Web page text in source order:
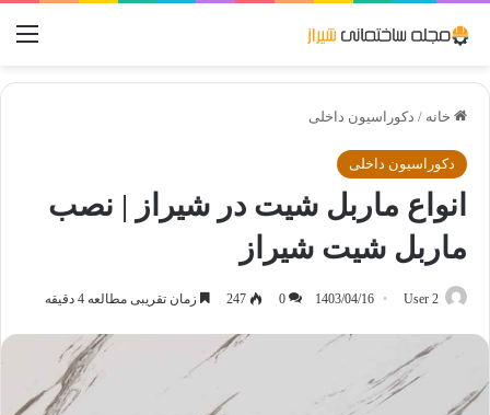
خانه / دکوراسیون داخلی
دکوراسیون داخلی
انواع ماربل شیت در شیراز | نصب
ماربل شیت شیراز
User 2
1403/04/16
0
247 زمان تقریبی مطالعه 4 دقیقه